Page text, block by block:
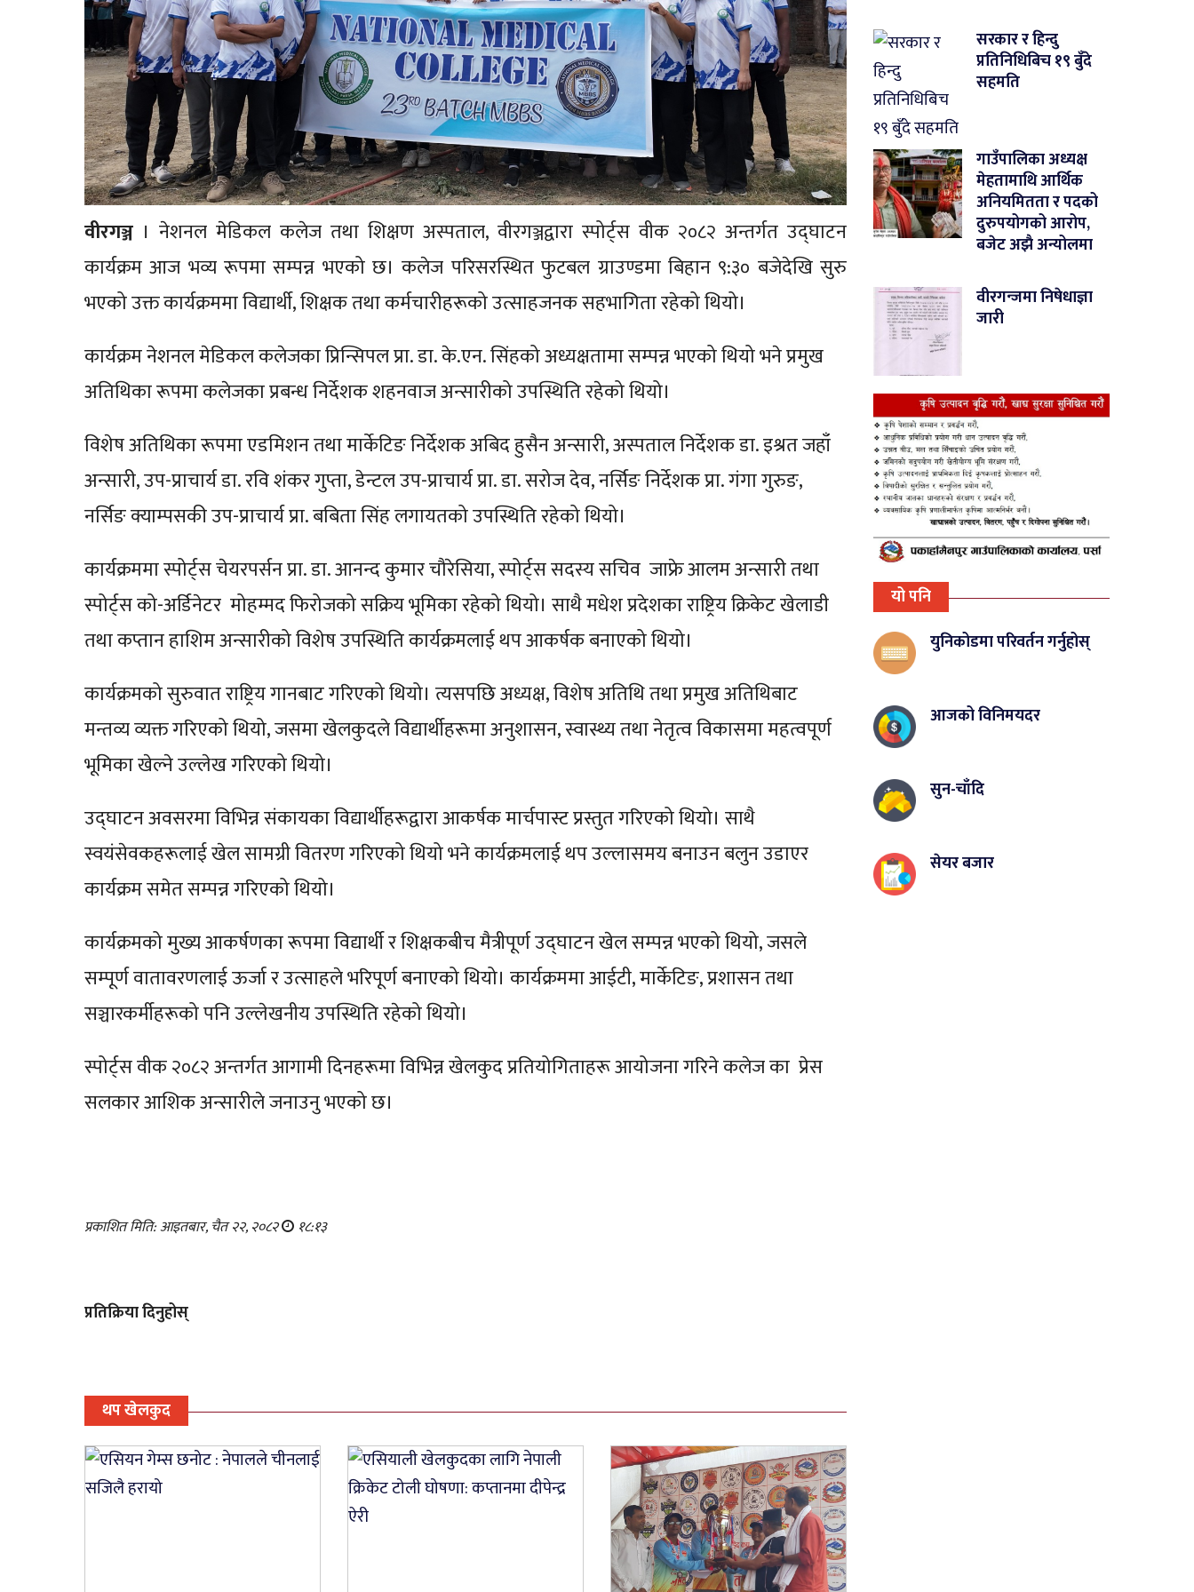
वीरगञ्ज। नेशनल मेडिकल कलेज तथा शिक्षण अस्पताल, वीरगञ्जद्वारा स्पोर्ट्स वीक २०८२ अन्तर्गत उद्घाटन
कार्यक्रम आज भव्य रूपमा सम्पन्न भएको छ। कलेज परिसरस्थित फुटबल ग्राउण्डमा बिहान ९:३० बजेदेखि सुरु
भएको उक्त कार्यक्रममा विद्यार्थी, शिक्षक तथा कर्मचारीहरूको उत्साहजनक सहभागिता रहेको थियो।
कार्यक्रम नेशनल मेडिकल कलेजका प्रिन्सिपल प्रा. डा. के.एन. सिंहको अध्यक्षतामा सम्पन्न भएको थियो भने प्रमुख
अतिथिका रूपमा कलेजका प्रबन्ध निर्देशक शहनवाज अन्सारीको उपस्थिति रहेको थियो।
विशेष अतिथिका रूपमा एडमिशन तथा मार्केटिङ निर्देशक अबिद हुसैन अन्सारी, अस्पताल निर्देशक डा. इश्रत जहाँ
अन्सारी, उप-प्राचार्य डा. रवि शंकर गुप्ता, डेन्टल उप-प्राचार्य प्रा. डा. सरोज देव, नर्सिङ निर्देशक प्रा. गंगा गुरुङ,
नर्सिङ क्याम्पसकी उप-प्राचार्य प्रा. बबिता सिंह लगायतको उपस्थिति रहेको थियो।
कार्यक्रममा स्पोर्ट्स चेयरपर्सन प्रा. डा. आनन्द कुमार चौरेसिया, स्पोर्ट्स सदस्य सचिव जाफ्रे आलम अन्सारी तथा
स्पोर्ट्स को-अर्डिनेटर मोहम्मद फिरोजको सक्रिय भूमिका रहेको थियो। साथै मधेश प्रदेशका राष्ट्रिय क्रिकेट खेलाडी
तथा कप्तान हाशिम अन्सारीको विशेष उपस्थिति कार्यक्रमलाई थप आकर्षक बनाएको थियो।
कार्यक्रमको सुरुवात राष्ट्रिय गानबाट गरिएको थियो। त्यसपछि अध्यक्ष, विशेष अतिथि तथा प्रमुख अतिथिबाट
मन्तव्य व्यक्त गरिएको थियो, जसमा खेलकुदले विद्यार्थीहरूमा अनुशासन, स्वास्थ्य तथा नेतृत्व विकासमा महत्वपूर्ण
भूमिका खेल्ने उल्लेख गरिएको थियो।
उद्घाटन अवसरमा विभिन्न संकायका विद्यार्थीहरूद्वारा आकर्षक मार्चपास्ट प्रस्तुत गरिएको थियो। साथै
स्वयंसेवकहरूलाई खेल सामग्री वितरण गरिएको थियो भने कार्यक्रमलाई थप उल्लासमय बनाउन बलुन उडाएर
कार्यक्रम समेत सम्पन्न गरिएको थियो।
कार्यक्रमको मुख्य आकर्षणका रूपमा विद्यार्थी र शिक्षकबीच मैत्रीपूर्ण उद्घाटन खेल सम्पन्न भएको थियो, जसले
सम्पूर्ण वातावरणलाई ऊर्जा र उत्साहले भरिपूर्ण बनाएको थियो। कार्यक्रममा आईटी, मार्केटिङ, प्रशासन तथा
सञ्चारकर्मीहरूको पनि उल्लेखनीय उपस्थिति रहेको थियो।
स्पोर्ट्स वीक २०८२ अन्तर्गत आगामी दिनहरूमा विभिन्न खेलकुद प्रतियोगिताहरू आयोजना गरिने कलेज का प्रेस
सलकार आशिक अन्सारीले जनाउनु भएको छ।
प्रकाशित मिति: आइतबार, चैत २२, २०८२ १८:१३
प्रतिक्रिया दिनुहोस्
थप खेलकुद
सरकार र हिन्दु
प्रतिनिधिबिच १९ बुँदे
सहमति
गाउँपालिका अध्यक्ष
मेहतामाथि आर्थिक
अनियमितता र पदको
दुरुपयोगको आरोप,
बजेट अझै अन्योलमा
वीरगन्जमा निषेधाज्ञा
जारी
यो पनि
युनिकोडमा परिवर्तन गर्नुहोस्
आजको विनिमयदर
सुन-चाँदि
सेयर बजार